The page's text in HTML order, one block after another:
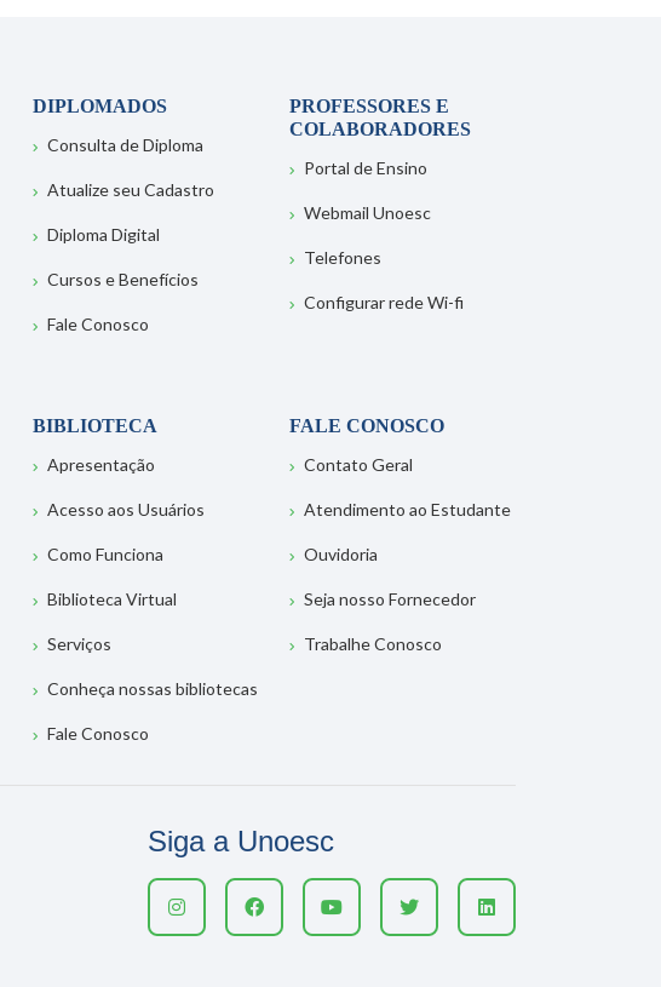
DIPLOMADOS
Consulta de Diploma
Atualize seu Cadastro
Diploma Digital
Cursos e Benefícios
Fale Conosco
PROFESSORES E
COLABORADORES
Portal de Ensino
Webmail Unoesc
Telefones
Configurar rede Wi-fi
BIBLIOTECA
Apresentação
Acesso aos Usuários
Como Funciona
Biblioteca Virtual
Serviços
Conheça nossas bibliotecas
Fale Conosco
FALE CONOSCO
Contato Geral
Atendimento ao Estudante
Ouvidoria
Seja nosso Fornecedor
Trabalhe Conosco
Siga a Unoesc